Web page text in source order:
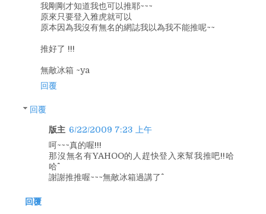
我剛剛才知道我也可以推耶~~~
原來只要登入雅虎就可以
原本因為我沒有無名的網誌我以為我不能推呢~~
推好了 !!!
無敵冰箱 ~ya
回覆
回覆
版主 6/22/2009 7:23 上午
呵~~~真的喔!!!
那沒無名有YAHOO的人趕快登入來幫我推吧!!哈
哈^^
謝謝推推喔~~~無敵冰箱過講了^^
回覆